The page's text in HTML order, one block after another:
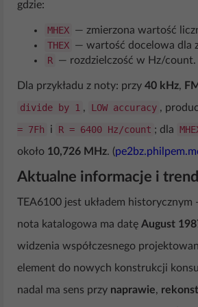
gdzie:
MHEX — zmierzona wartość
THEX — wartość docelowa dla
R — rozdzielczość w Hz/count.
Dla przykładu z noty: przy 40 kHz, FM
divide by 1 , LOW accuracy ,
= 7Fh
i R = 6400 Hz/count ; dla
około 10,726 MHz. (
Aktualne informacje i
TEA6100 jest układem historycznym
nota katalogowa ma datę August
widzenia współczesnego
element do nowych konstrukcji
nadal ma sens przy naprawie,